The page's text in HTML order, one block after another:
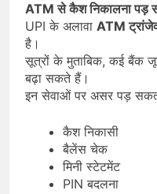
ATM से कैश निकालना पड़
UPI के अलावा ATM
है।
सूत्रों के मुताबिक, कई बैंक
बढ़ा सकते हैं।
इन सेवाओं पर असर पड़
कैश निकासी
बैलेंस चेक
मिनी स्टेटमेंट
PIN बदलना